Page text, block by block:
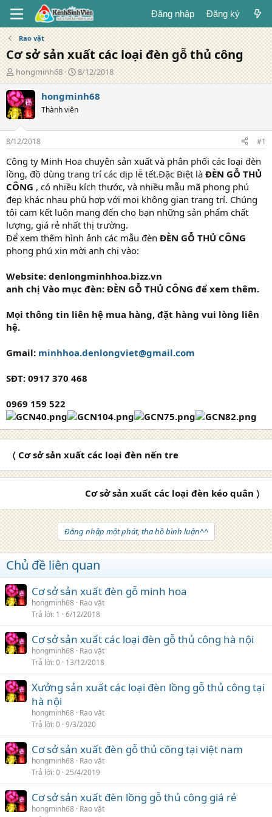
Đăng nhập Đăng ký
Rao vặt
Cơ sở sản xuất các loại đèn gỗ thủ công
T
á
c
g
i
ả
hongminh68
N
g
à
đ
g
8/12/2018
hongminh68
Thành viên
8/12/2018 #1
Công ty Minh Hoa chuyên sản xuất và phân phối các loại đèn
lồng, đồ dùng trang trí các dịp lễ tết.Đặc Biệt là ĐÈN GỖ THỦ
CÔNG , có nhiều kích thước, và nhiều mẫu mã phong phú
đẹp khác nhau phù hợp với mọi không gian trang trí. Chúng
tôi cam kết luôn mang đến cho bạn những sản phẩm chất
lượng, giá rẻ nhất thị trường.
Để xem thêm hình ảnh các mẫu đèn ĐÈN GỖ THỦ CÔNG
phong phú xin mời anh chị vào:
Website: denlongminhhoa.bizz.vn
anh chị Vào mục đèn: ĐÈN GỖ THỦ CÔNG để xem thêm.
Mọi thông tin liên hệ mua hàng, đặt hàng vui lòng liên
hệ.
Gmail: minhhoa.denlongviet@gmail.com
SĐT: 0917 370 468
0969 159 522
〈 Cơ sở sản xuất các loại đèn nến tre
Cơ sở sản xuất các loại đèn kéo quân 〉
Đăng nhập một phát, tha hồ bình luận^^
Chủ đề liên quan
Cơ sở sản xuất đèn gỗ minh hoa
hongminh68 Rao vặt
Trả lời 1 6/12/2018
Cơ sở sản xuất các loại đèn gỗ thủ công hà nội
hongminh68 Rao vặt
Trả lời 0 13/12/2018
Xưởng sản xuất các loại đèn lồng gỗ thủ công tại
hà nội
hongminh68 Rao vặt
Trả lời 0 9/3/2020
Cơ sở sản xuất đèn gỗ thủ công tại việt nam
hongminh68 Rao vặt
Trả lời 0 25/4/2019
Cơ sở sản xuất đèn lồng gỗ thủ công giá rẻ
hongminh68 Rao vặt